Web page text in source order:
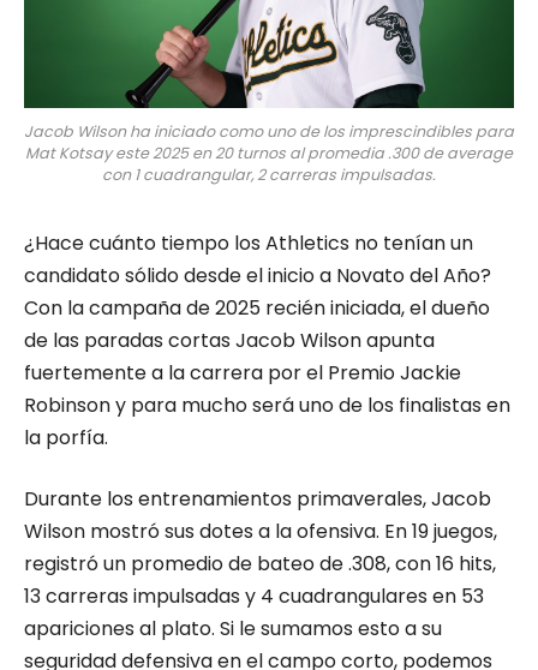
Jacob Wilson ha iniciado como uno de los imprescindibles para
Mat Kotsay este 2025 en 20 turnos al promedia .300 de average
con 1 cuadrangular, 2 carreras impulsadas.
¿Hace cuánto tiempo los Athletics no tenían un
candidato sólido desde el inicio a Novato del Año?
Con la campaña de 2025 recién iniciada, el dueño
de las paradas cortas Jacob Wilson apunta
fuertemente a la carrera por el Premio Jackie
Robinson y para mucho será uno de los finalistas en
la porfía.
Durante los entrenamientos primaverales, Jacob
Wilson mostró sus dotes a la ofensiva. En 19 juegos,
registró un promedio de bateo de .308, con 16 hits,
13 carreras impulsadas y 4 cuadrangulares en 53
apariciones al plato. Si le sumamos esto a su
seguridad defensiva en el campo corto, podemos